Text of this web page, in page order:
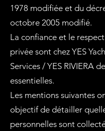
1978 modifiée et du
octobre 2005 modifié.
La confiance et le
privée sont chez YES
Services / YES RIVIERA
essentielles.
Les mentions suivantes
objectif de détailler
personnelles sont